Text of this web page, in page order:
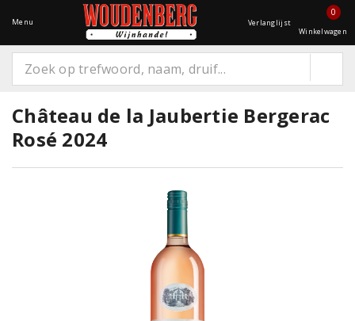
Menu Verlanglijst
0
Winkelwagen
Château de la Jaubertie Bergerac
Rosé 2024